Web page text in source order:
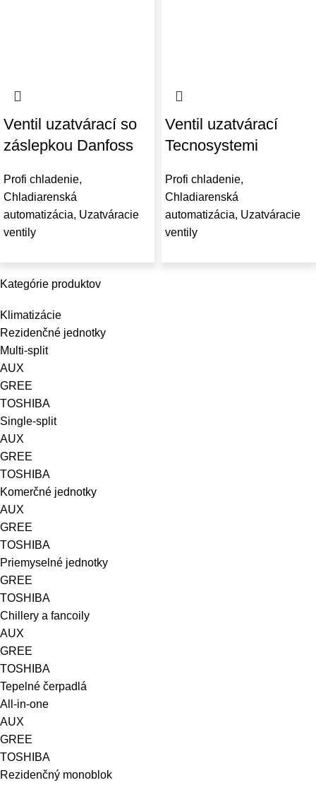
Kategórie produktov
Klimatizácie
Rezidenčné jednotky
Multi-split
AUX
GREE
TOSHIBA
Single-split
AUX
GREE
TOSHIBA
Komerčné jednotky
AUX
GREE
TOSHIBA
Priemyselné jednotky
GREE
TOSHIBA
Chillery a fancoily
AUX
GREE
TOSHIBA
Tepelné čerpadlá
All-in-one
AUX
GREE
TOSHIBA
Rezidenčný monoblok
Ventil uzatvárací so
záslepkou Danfoss
Profi chladenie,
Chladiarenská
automatizácia, Uzatváracie
ventily
Ventil uzatvárací
Tecnosystemi
Profi chladenie,
Chladiarenská
automatizácia, Uzatváracie
ventily